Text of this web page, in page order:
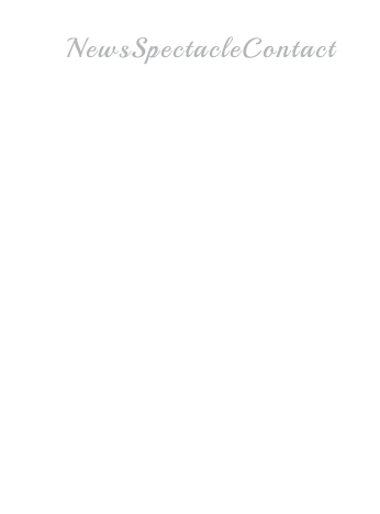
NewsSpectacleContact